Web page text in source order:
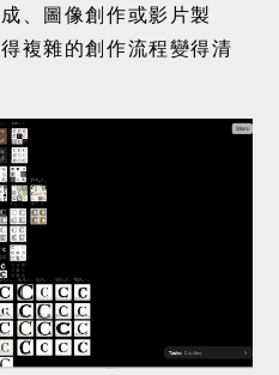
、圖像創作或影片製
複雜的創作流程變得清